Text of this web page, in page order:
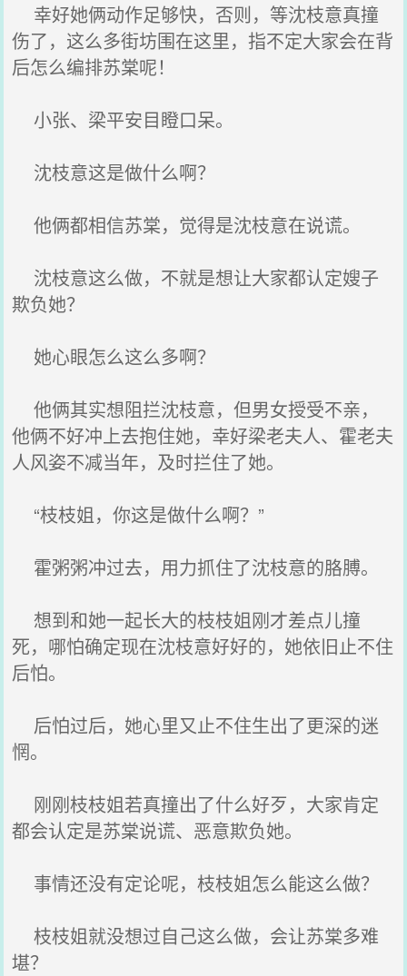
幸好她俩动作足够快，否则，等沈枝意真撞
伤了，这么多街坊围在这里，指不定大家会在背
后怎么编排苏棠呢！
小张、梁平安目瞪口呆。
沈枝意这是做什么啊？
他俩都相信苏棠，觉得是沈枝意在说谎。
沈枝意这么做，不就是想让大家都认定嫂子
欺负她？
她心眼怎么这么多啊？
他俩其实想阻拦沈枝意，但男女授受不亲，
他俩不好冲上去抱住她，幸好梁老夫人、霍老夫
人风姿不减当年，及时拦住了她。
“枝枝姐，你这是做什么啊？”
霍粥粥冲过去，用力抓住了沈枝意的胳膊。
想到和她一起长大的枝枝姐刚才差点儿撞
死，哪怕确定现在沈枝意好好的，她依旧止不住
后怕。
后怕过后，她心里又止不住生出了更深的迷
惘。
刚刚枝枝姐若真撞出了什么好歹，大家肯定
都会认定是苏棠说谎、恶意欺负她。
事情还没有定论呢，枝枝姐怎么能这么做？
枝枝姐就没想过自己这么做，会让苏棠多难
堪？